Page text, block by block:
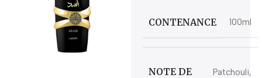
CONTENANCE 100ml
NOTE DE
Patchouli,